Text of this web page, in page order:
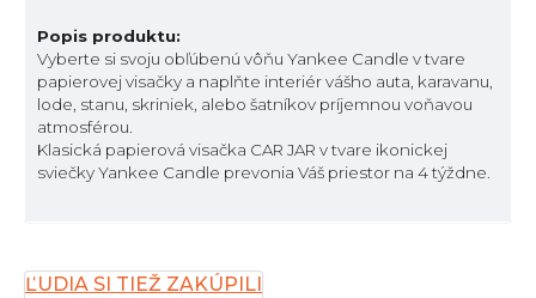
Popis produktu:
Vyberte si svoju obľúbenú vôňu Yankee Candle v tvare
papierovej visačky a naplňte interiér vášho auta, karavanu,
lode, stanu, skriniek, alebo šatníkov príjemnou voňavou
atmosférou.
Klasická papierová visačka CAR JAR v tvare ikonickej
sviečky Yankee Candle prevonia Váš priestor na 4 týždne.
ĽUDIA SI TIEŽ ZAKÚPILI